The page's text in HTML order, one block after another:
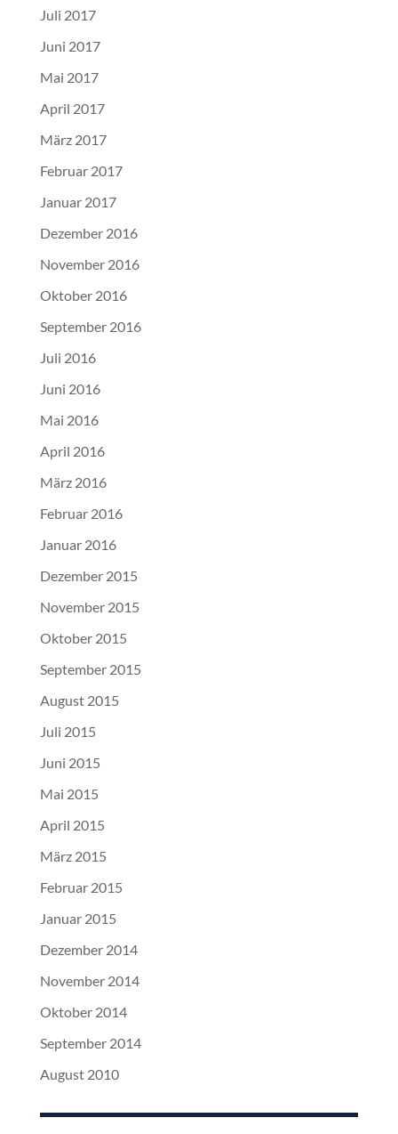
Juli 2017
Juni 2017
Mai 2017
April 2017
März 2017
Februar 2017
Januar 2017
Dezember 2016
November 2016
Oktober 2016
September 2016
Juli 2016
Juni 2016
Mai 2016
April 2016
März 2016
Februar 2016
Januar 2016
Dezember 2015
November 2015
Oktober 2015
September 2015
August 2015
Juli 2015
Juni 2015
Mai 2015
April 2015
März 2015
Februar 2015
Januar 2015
Dezember 2014
November 2014
Oktober 2014
September 2014
August 2010